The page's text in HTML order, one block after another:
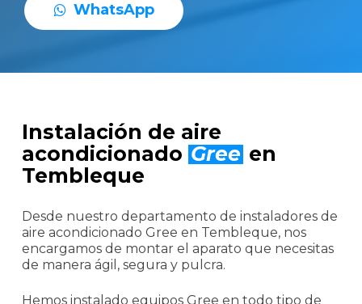
WhatsApp
Instalación de aire
acondicionado Gree en
Tembleque
Desde nuestro departamento de instaladores de
aire acondicionado Gree en Tembleque, nos
encargamos de montar el aparato que necesitas
de manera ágil, segura y pulcra.
Hemos instalado equipos Gree en todo tipo de